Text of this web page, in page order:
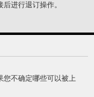
进行退订操作。
您不确定哪些可以被上